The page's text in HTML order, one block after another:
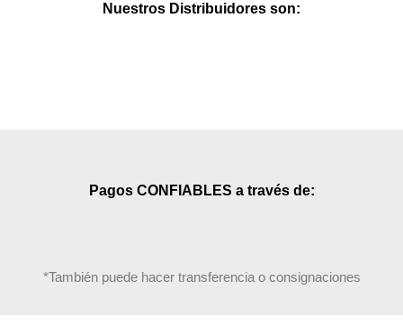
Nuestros Distribuidores son:
Pagos CONFIABLES a través de:
*También puede hacer transferencia o consignaciones